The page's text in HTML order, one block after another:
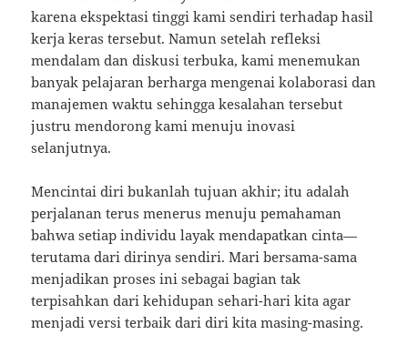
karena ekspektasi tinggi kami sendiri terhadap hasil
kerja keras tersebut. Namun setelah refleksi
mendalam dan diskusi terbuka, kami menemukan
banyak pelajaran berharga mengenai kolaborasi dan
manajemen waktu sehingga kesalahan tersebut
justru mendorong kami menuju inovasi
selanjutnya.
Mencintai diri bukanlah tujuan akhir; itu adalah
perjalanan terus menerus menuju pemahaman
bahwa setiap individu layak mendapatkan cinta—
terutama dari dirinya sendiri. Mari bersama-sama
menjadikan proses ini sebagai bagian tak
terpisahkan dari kehidupan sehari-hari kita agar
menjadi versi terbaik dari diri kita masing-masing.